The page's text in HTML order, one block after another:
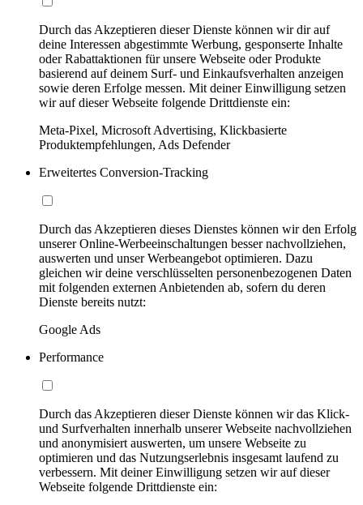
Durch das Akzeptieren dieser Dienste können wir dir auf
deine Interessen abgestimmte Werbung, gesponserte Inhalte
oder Rabattaktionen für unsere Webseite oder Produkte
basierend auf deinem Surf- und Einkaufsverhalten anzeigen
sowie deren Erfolge messen. Mit deiner Einwilligung setzen
wir auf dieser Webseite folgende Drittdienste ein:
Meta-Pixel, Microsoft Advertising, Klickbasierte
Produktempfehlungen, Ads Defender
Erweitertes Conversion-Tracking
Durch das Akzeptieren dieses Dienstes können wir den Erfolg
unserer Online-Werbeeinschaltungen besser nachvollziehen,
auswerten und unser Werbeangebot optimieren. Dazu
gleichen wir deine verschlüsselten personenbezogenen Daten
mit folgenden externen Anbietenden ab, sofern du deren
Dienste bereits nutzt:
Google Ads
Performance
Durch das Akzeptieren dieser Dienste können wir das Klick-
und Surfverhalten innerhalb unserer Webseite nachvollziehen
und anonymisiert auswerten, um unsere Webseite zu
optimieren und das Nutzungserlebnis insgesamt laufend zu
verbessern. Mit deiner Einwilligung setzen wir auf dieser
Webseite folgende Drittdienste ein: